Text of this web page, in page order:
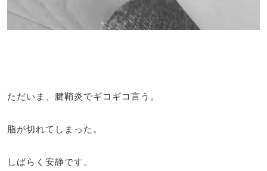
ただいま、腱鞘炎でギコギコ言う。
脂が切れてしまった。
しばらく安静です。